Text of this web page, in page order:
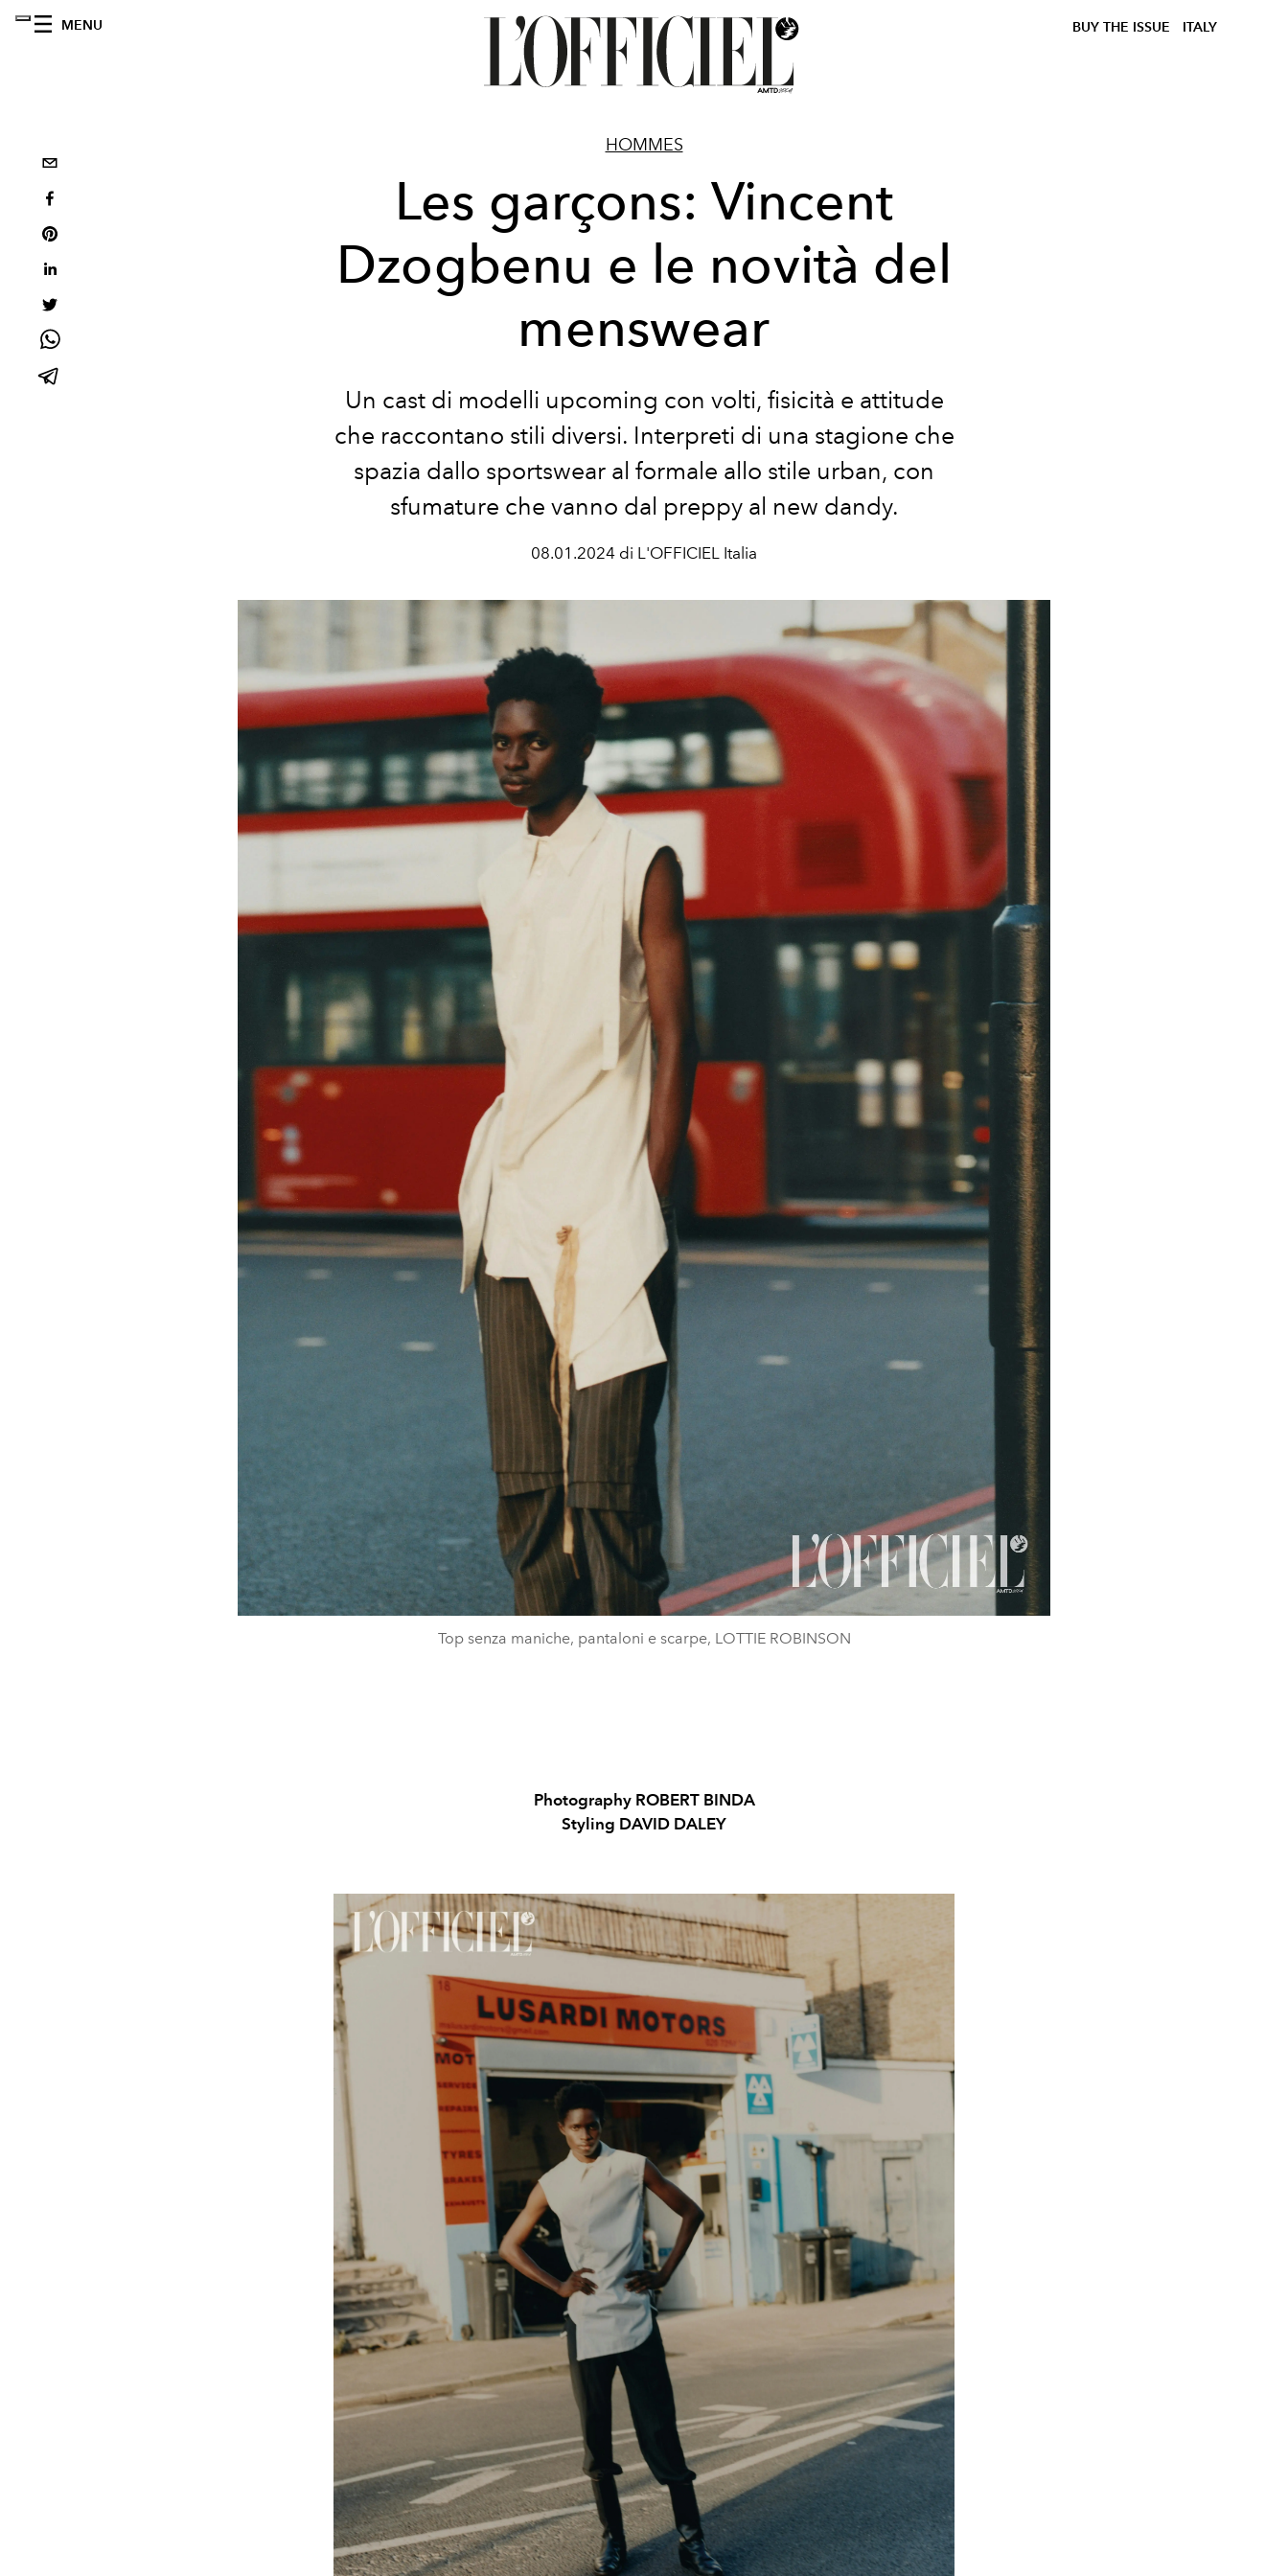
MENU BUY THE ISSUE ITALY
HOMMES
Les garçons: Vincent
Dzogbenu e le novità del
menswear
Un cast di modelli upcoming con volti, fisicità e attitude
che raccontano stili diversi. Interpreti di una stagione che
spazia dallo sportswear al formale allo stile urban, con
sfumature che vanno dal preppy al new dandy.
08.01.2024 di L'OFFICIEL Italia
Top senza maniche, pantaloni e scarpe, LOTTIE ROBINSON
Photography ROBERT BINDA
Styling DAVID DALEY